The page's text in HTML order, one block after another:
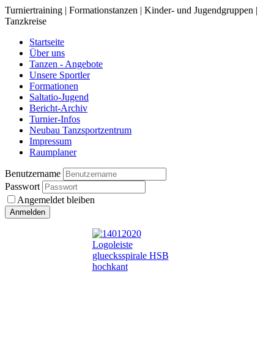
Turniertraining | Formationstanzen | Kinder- und Jugendgruppen |
Tanzkreise
Startseite
Über uns
Tanzen - Angebote
Unsere Sportler
Formationen
Saltatio-Jugend
Bericht-Archiv
Turnier-Infos
Neubau Tanzsportzentrum
Impressum
Raumplaner
Benutzername
Passwort
Angemeldet bleiben